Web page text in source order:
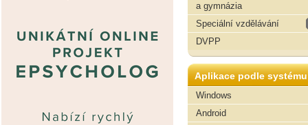
a gymnázia
Speciální vzdělávání
DVPP
Aplikace podle systému
Windows
Android